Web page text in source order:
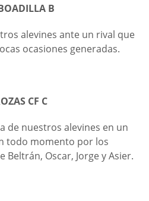
B
alevines ante un rival que
ocasiones generadas.
CF C
de nuestros alevines en un
todo momento por los
Beltrán, Oscar, Jorge y Asier.